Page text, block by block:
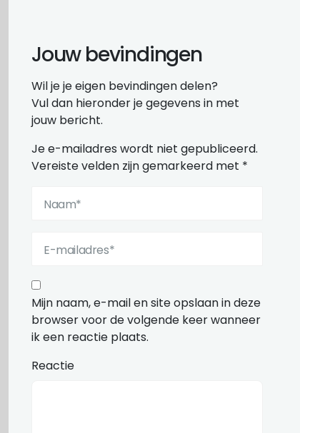
Jouw bevindingen
Wil je je eigen bevindingen delen?
Vul dan hieronder je gegevens in met
jouw bericht.
Je e-mailadres wordt niet gepubliceerd.
Vereiste velden zijn gemarkeerd met *
Mijn naam, e-mail en site opslaan in deze
browser voor de volgende keer wanneer
ik een reactie plaats.
Reactie